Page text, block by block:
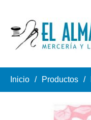
Inicio Productos